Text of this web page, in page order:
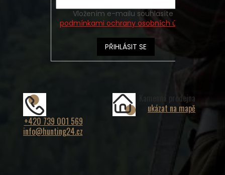
podmínkami ochrany osobních údajů
PŘIHLÁSIT SE
+420 739 001 569
info@hunting24.cz
Kamenná prodejna
ukázat na mapě